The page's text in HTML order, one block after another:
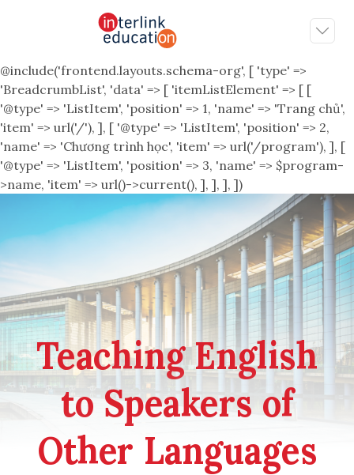
@include('frontend.layouts.schema-org', [ 'type' =>
'BreadcrumbList', 'data' => [ 'itemListElement' => [ [
'@type' => 'ListItem', 'position' => 1, 'name' => 'Trang chủ',
'item' => url('/'), ], [ '@type' => 'ListItem', 'position' => 2,
'name' => 'Chương trình học', 'item' => url('/program'), ], [
'@type' => 'ListItem', 'position' => 3, 'name' => $program-
>name, 'item' => url()->current(), ], ], ], ])
Teaching English
to Speakers of
Other Languages